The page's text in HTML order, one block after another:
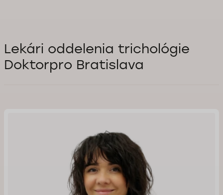
Lekári oddelenia trichológie
Doktorpro Bratislava